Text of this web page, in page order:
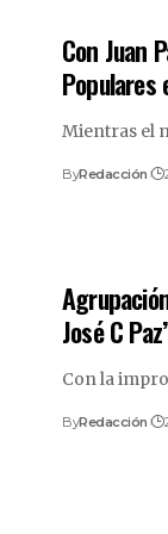
Con Juan
Populares
Mientras el
ByRedacción
José C
Con la
ByRedacción